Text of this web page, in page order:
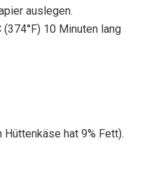
auslegen.
10 Minuten lang
hat 9% Fett).